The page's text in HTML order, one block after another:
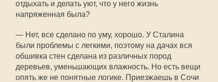
отдыхать и делать уют, что у него жизнь
напряженная была?
— Нет, все сделано по уму, хорошо. У Сталина
были проблемы с легкими, поэтому на дачах вся
обшивка стен сделана из различных пород
деревьев, уменьшающих влажность. Но есть вещи
опять же не понятные логике. Приезжаешь в Сочи